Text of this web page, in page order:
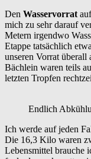
Den Wasservorrat
mich zu sehr darauf
Metern irgendwo
Etappe tatsächlich
unseren Vorrat
Bächlein waren teils
letzten Tropfen
Endlich
Ich werde auf jeden
Die 16,3 Kilo waren
Lebensmittel brauche